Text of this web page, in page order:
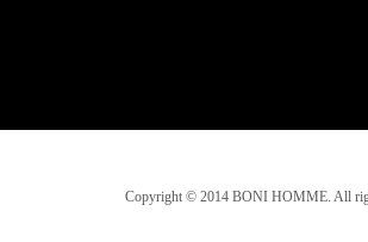
Copyright © 2014 BONI HOMME. All